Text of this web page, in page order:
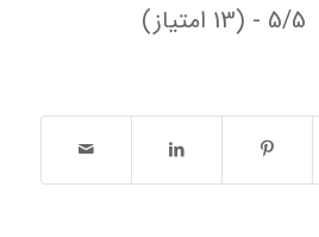
5/5 - (13 امتیاز)